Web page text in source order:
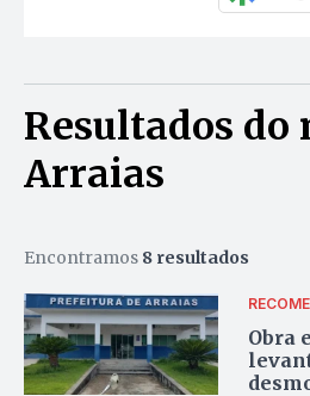
Resultados do
Arraias
Encontramos 8 resultados
Obra